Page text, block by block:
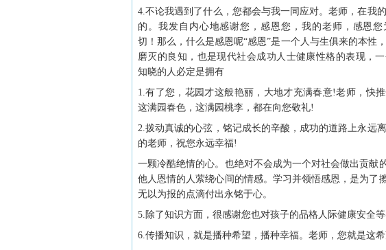
4.不论我遇到了什么，您都会与我一同应对。老师，在我
的。我发自内心地感谢您，感恩您，我的老师，感恩
切！那么，什么是感恩呢“感恩”是一个人与生俱来的本性
磨灭的良知，也是现代社会成功人士健康性格的表现，
知晓的人必定是拥有
1.有了您，花园才这般艳丽，大地才充满春意!老师，快推
这满园春色，这满园桃李，都在向您敬礼!
2.拨动真诚的心弦，铭记成长的辛酸，成功的道路上永远
的老师，祝您永远幸福!
一颗冷酷绝情的心。也绝对不会成为一个对社会做出贡
他人恩情的人萦绕心间的情感。学习并领悟感恩，是为
无以为报的点滴付出永铭于心。
5.除了知识方面，很感谢您也对孩子的品格人际健康安全
6.传播知识，就是播种希望，播种幸福。老师，您就是这希